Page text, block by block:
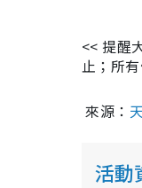
<< 提醒
止；所
來源：
活動